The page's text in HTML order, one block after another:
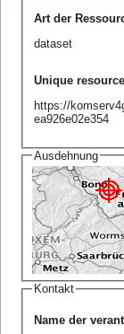
Art der
dataset
Unique
https://
ea926e02e354
Ausdehnung
Kontakt
Name der